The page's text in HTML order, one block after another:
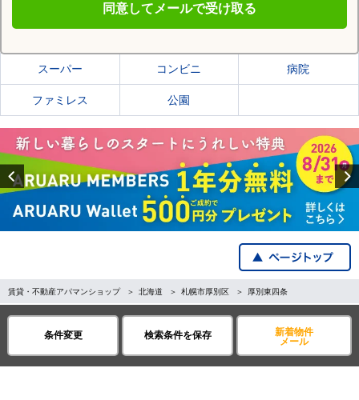
条件変更 検索条件を保存
新着物件
メール
同意してメールで受け取る
札幌市厚別区の施設一覧
スーパー コンビニ 病院
ファミレス 公園
Previous
賃貸・不動産アパマンショップ 北海道 札幌市厚別区 厚別東四条
全国の都道府県から探す
企業・IR情報 サイトポリシー